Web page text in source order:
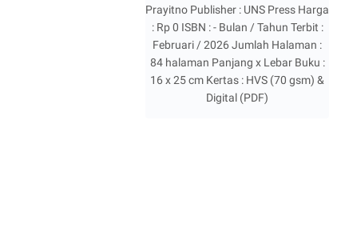
Prayitno Publisher : UNS Press Harga
: Rp 0 ISBN : - Bulan / Tahun Terbit :
Februari / 2026 Jumlah Halaman :
84 halaman Panjang x Lebar Buku :
16 x 25 cm Kertas : HVS (70 gsm) &
Digital (PDF)